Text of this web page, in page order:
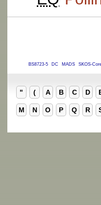
BS8723-5 DC MADS SKOS-
" ( A B C D
M N O P Q R